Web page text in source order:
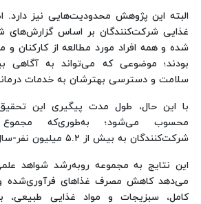
البته این پژوهش محدودیت‌هایی نیز دارد.
غذایی شرکت‌کنندگان بر اساس
شده و همه افراد مورد مطالعه از کارکنان
بودند؛ موضوعی که می‌تواند به آگاهی
سلامت و دسترسی بهترشان به خدمات
با این حال، طول مدت پیگیری این
محسوب می‌شود؛ به‌طوری‌که مجموع
شرکت‌کنندگان به بیش از ۵.۲ میلیون نفر-سال رسیده است.
این نتایج به مجموعه روبه‌رشد شواهد
می‌دهد کاهش مصرف غذاهای فرآوری‌شده
کامل، سبزیجات و مواد غذایی